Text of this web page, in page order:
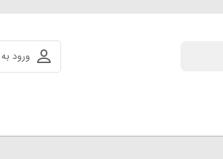
ورود